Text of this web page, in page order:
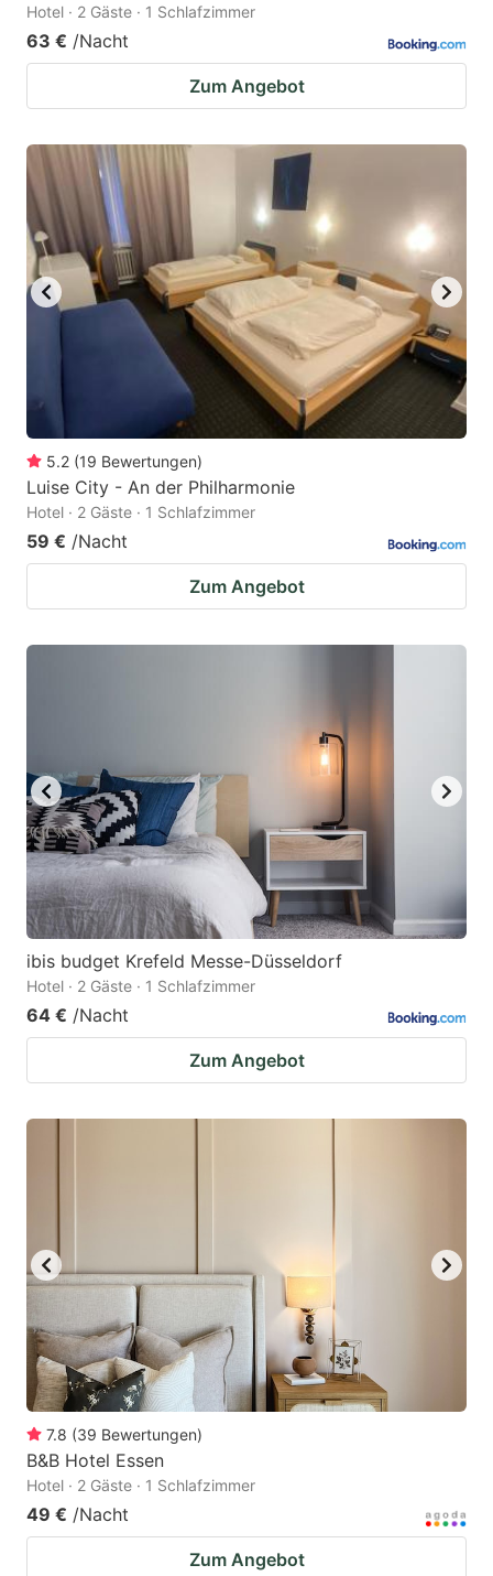
Hotel · 2 Gäste · 1 Schlafzimmer
63 € /Nacht
Zum Angebot
5.2 (19 Bewertungen)
Luise City - An der Philharmonie
Hotel · 2 Gäste · 1 Schlafzimmer
59 € /Nacht
Zum Angebot
ibis budget Krefeld Messe-Düsseldorf
Hotel · 2 Gäste · 1 Schlafzimmer
64 € /Nacht
Zum Angebot
7.8 (39 Bewertungen)
B&B Hotel Essen
Hotel · 2 Gäste · 1 Schlafzimmer
49 € /Nacht
Zum Angebot